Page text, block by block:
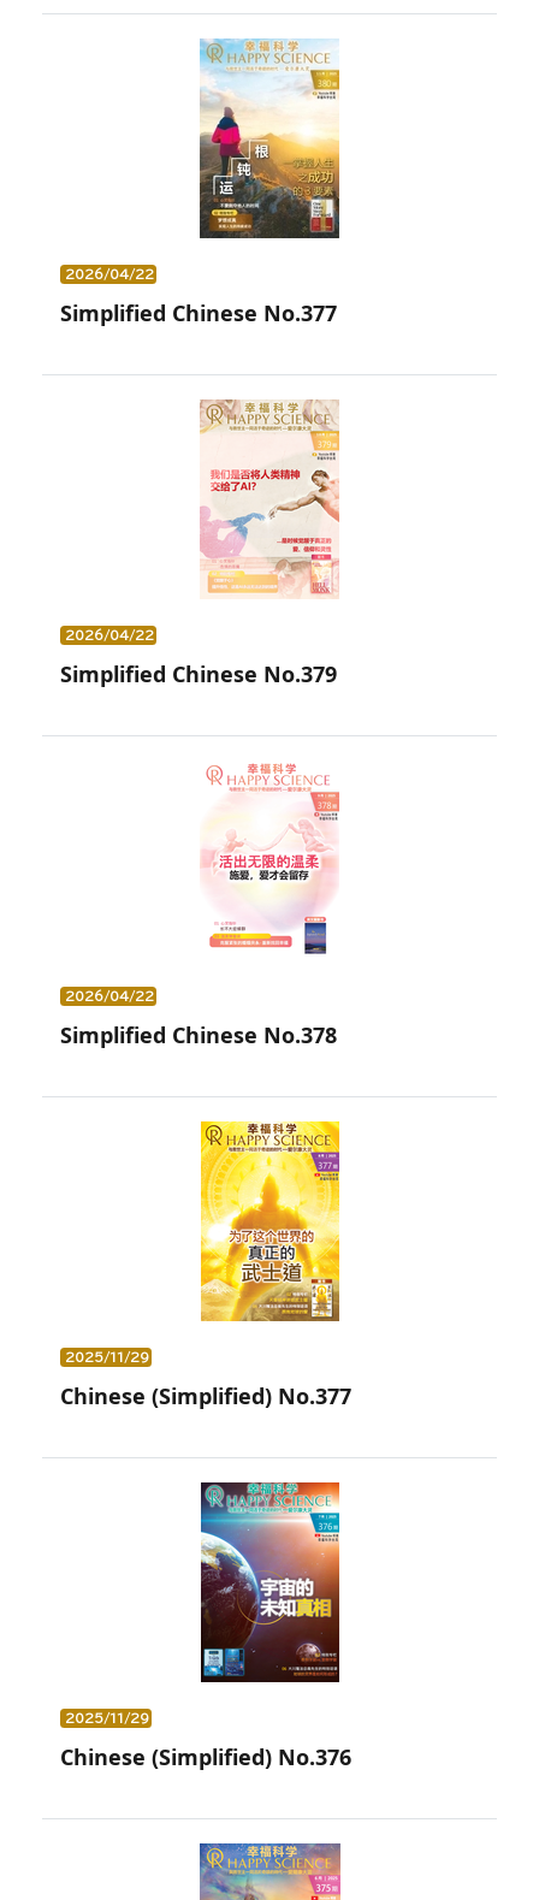
2026/04/22
Simplified Chinese No.377
2026/04/22
Simplified Chinese No.379
2026/04/22
Simplified Chinese No.378
2025/11/29
Chinese (Simplified) No.377
2025/11/29
Chinese (Simplified) No.376